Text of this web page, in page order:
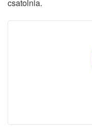
csatolnia.